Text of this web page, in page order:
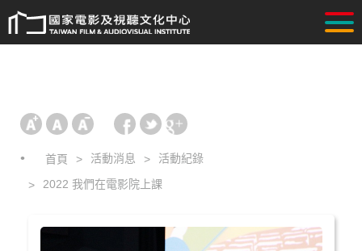
首頁 活動消息
活動紀錄
2022 我們在電影院上課